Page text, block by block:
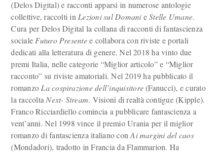
(Delos Digital) e racconti apparsi in numerose antologie
collettive, raccolti in Lezioni sul DomanieStelle Umane.
Cura per Delos Digital la collana di racconti di fantascienza
sociale Futuro Presentee collabora con riviste e portali
dedicati alla letteratura di genere. Nel 2018 ha vinto due
premi Italia, nelle categorie “Miglior articolo” e “Miglior
racconto” su riviste amatoriali. Nel 2019 ha pubblicato il
romanzo La cospirazione dell’inquisitore(Fanucci), e curato
la raccolta Next- Stream. Visioni di realtà contigue (Kipple).
Franco Ricciardiello comincia a pubblicare fantascienza a
vent’anni. Nel 1998 vince il premio Urania per il miglior
romanzo di fantascienza italiano conAi margini del caos
(Mondadori), tradotto in Francia da Flammarion. Ha